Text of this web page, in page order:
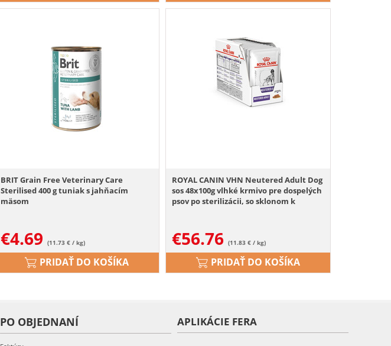
BRIT Grain Free Veterinary Care
Sterilised 400 g tuniak s jahňacím
mäsom
€4.69 (11.73 € / kg)
PRIDAŤ DO KOŠÍKA
ROYAL CANIN VHN Neutered Adult Dog
sos 48x100g vlhké krmivo pre dospelých
psov po sterilizácii, so sklonom k
€56.76 (11.83 € / kg)
PRIDAŤ DO KOŠÍKA
PO OBJEDNANÍ APLIKÁCIE FERA